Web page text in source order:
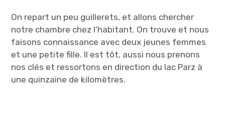
On repart un peu guillerets, et allons chercher
notre chambre chez l’habitant. On trouve et nous
faisons connaissance avec deux jeunes femmes
et une petite fille. Il est tôt, aussi nous prenons
nos clés et ressortons en direction du lac Parz à
une quinzaine de kilomètres.